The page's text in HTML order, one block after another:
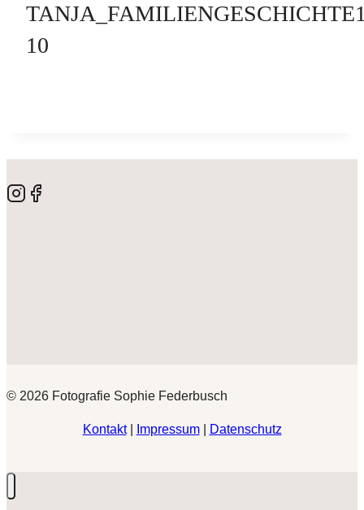
10
© 2026 Fotografie Sophie Federbusch
Kontakt| Impressum| Datenschutz